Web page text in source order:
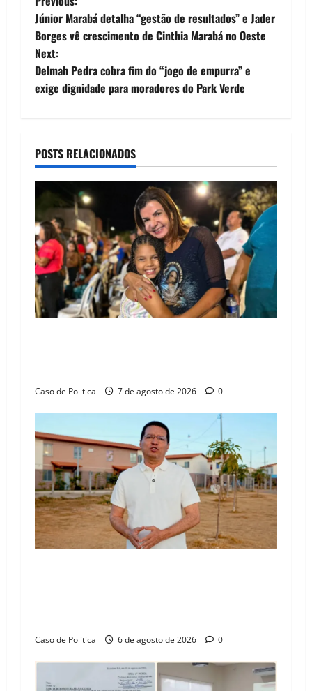
o
s
t
a
v
i
g
a
t
i
n
Júnior Marabá detalha “gestão de resultados” e Jader
Borges vê crescimento de Cinthia Marabá no Oeste
Next:
Delmah Pedra cobra fim do “jogo de empurra” e
exige dignidade para moradores do Park Verde
POSTS RELACIONADOS
Caso de Politica 7 de agosto de 2026 0
Caso de Politica 6 de agosto de 2026 0